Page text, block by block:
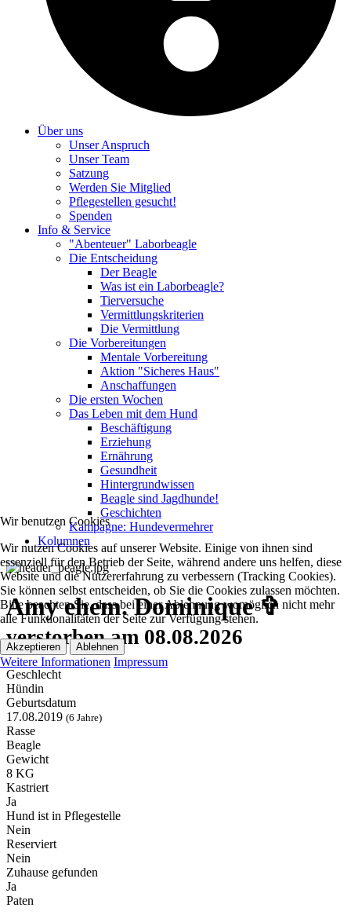
Über uns
Unser Anspruch
Unser Team
Satzung
Werden Sie Mitglied
Pflegestellen gesucht!
Spenden
Info & Service
"Abenteuer" Laborbeagle
Die Entscheidung
Der Beagle
Was ist ein Laborbeagle?
Tierversuche
Vermittlungskriterien
Die Vermittlung
Die Vorbereitungen
Mentale Vorbereitung
Aktion "Sicheres Haus"
Anschaffungen
Die ersten Wochen
Das Leben mit dem Hund
Beschäftigung
Erziehung
Ernährung
Gesundheit
Hintergrundwissen
Beagle sind Jagdhunde!
Geschichten
Kampagne: Hundevermehrer
Kolumnen
Amy ehem. Dominique ✞
verstorben am 08.08.2026
Geschlecht
Hündin
Geburtsdatum
17.08.2019 (6 Jahre)
Rasse
Beagle
Gewicht
8 KG
Kastriert
Ja
Hund ist in Pflegestelle
Nein
Reserviert
Nein
Zuhause gefunden
Ja
Paten
Wir benutzen Cookies
Wir nutzen Cookies auf unserer Website. Einige von ihnen sind
essenziell für den Betrieb der Seite, während andere uns helfen, diese
Website und die Nutzererfahrung zu verbessern (Tracking Cookies).
Sie können selbst entscheiden, ob Sie die Cookies zulassen möchten.
Bitte beachten Sie, dass bei einer Ablehnung womöglich nicht mehr
alle Funktionalitäten der Seite zur Verfügung stehen.
Akzeptieren Ablehnen
Weitere Informationen Impressum